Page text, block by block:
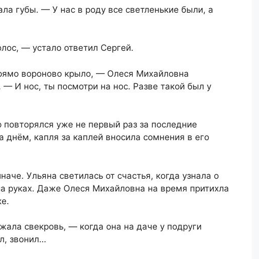
губы. — У нас в роду все светленькие были, а
— устало ответил Сергей.
вороново крыло, — Олеся Михайловна
— И нос, ты посмотри на нос. Разве такой был у
уже не первый раз за последние
днём, капля за каплей вносила сомнения в его
Ульяна светилась от счастья, когда узнала о
руках. Даже Олеся Михайловна на время притихла
свекровь, — когда она на даче у подруги
звонил…